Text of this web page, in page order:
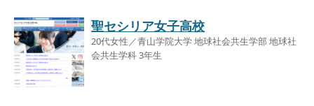
聖セシリア女子高校
20代女性／青山学院大学 地球社会共生学部 地球社
会共生学科 3年生